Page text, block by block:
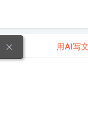
用AI写